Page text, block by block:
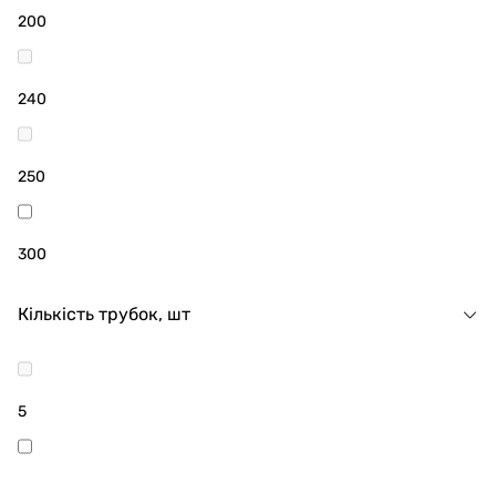
200
240
250
300
Кількість трубок, шт
5